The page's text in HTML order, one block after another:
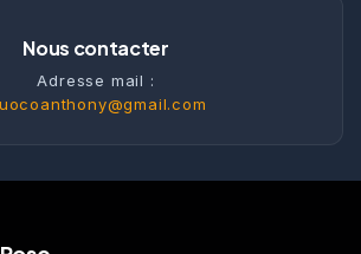
Nous contacter
Adresse mail :